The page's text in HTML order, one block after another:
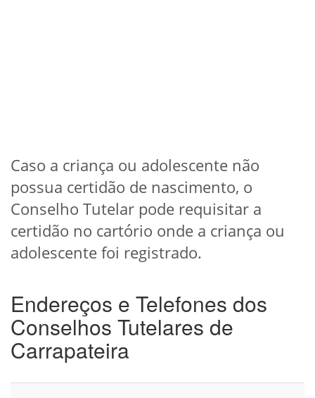
Caso a criança ou adolescente não
possua certidão de nascimento, o
Conselho Tutelar pode requisitar a
certidão no cartório onde a criança ou
adolescente foi registrado.
Endereços e Telefones dos
Conselhos Tutelares de
Carrapateira